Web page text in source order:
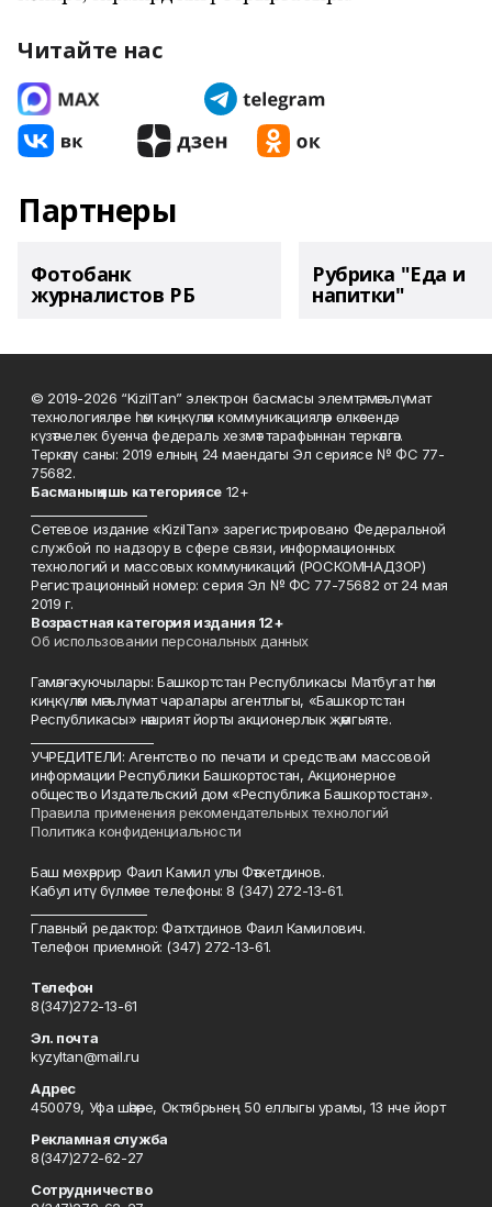
Читайте нас
Партнеры
Фотобанк
журналистов РБ
Рубрика "Еда и
напитки"
© 2019-2026 “KizilTan” электрон басмасы элемтә, мәгълүмат
технологияләре һәм киңкүләм коммуникацияләр өлкәсендә
күзәтчелек буенча федераль хезмәт тарафыннан теркәлгән.
Теркәлү саны: 2019 елның 24 маендагы Эл сериясе № ФС 77-
75682.
Басманың яшь категориясе12+
Сетевое издание «KizilTan» зарегистрировано Федеральной
службой по надзору в сфере связи, информационных
технологий и массовых коммуникаций (РОСКОМНАДЗОР)
Регистрационный номер: серия Эл № ФС 77-75682 от 24 мая
2019 г.
Возрастная категория издания 12+
Об использовании персональных данных
Гамәлгә куючылары: Башкортстан Республикасы Матбугат һәм
киңкүләм мәгълүмат чаралары агентлыгы, «Башкортстан
Республикасы» нәшрият йорты акционерлык җәмгыяте.
УЧРЕДИТЕЛИ: Агентство по печати и средствам массовой
информации Республики Башкортостан, Акционерное
общество Издательский дом «Республика Башкортостан».
Правила применения рекомендательных технологий
Политика конфиденциальности
Баш мөхәррир Фаил Камил улы Фәтхетдинов.
Кабул итү бүлмәсе телефоны: 8 (347) 272-13-61.
Главный редактор: Фатхтдинов Фаил Камилович.
Телефон приемной: (347) 272-13-61.
Телефон
8(347)272-13-61
Эл. почта
kyzyltan@mail.ru
Адрес
450079, Уфа шәһәре, Октябрьнең 50 еллыгы урамы, 13 нче йорт
Рекламная служба
8(347)272-62-27
Сотрудничество